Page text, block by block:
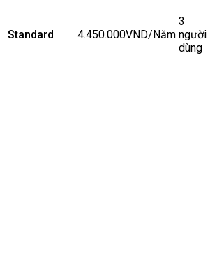
Standard 4.450.000VND/Năm
3
người
dùng